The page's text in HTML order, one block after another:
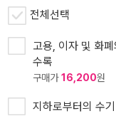
전체선택
고용, 이자 및 화
수록
구매가16,200원
지하로부터의 수기